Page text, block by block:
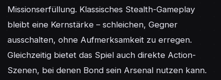
Missionserfüllung. Klassisches Stealth-Gameplay
bleibt eine Kernstärke – schleichen, Gegner
ausschalten, ohne Aufmerksamkeit zu erregen.
Gleichzeitig bietet das Spiel auch direkte Action-
Szenen, bei denen Bond sein Arsenal nutzen kann.